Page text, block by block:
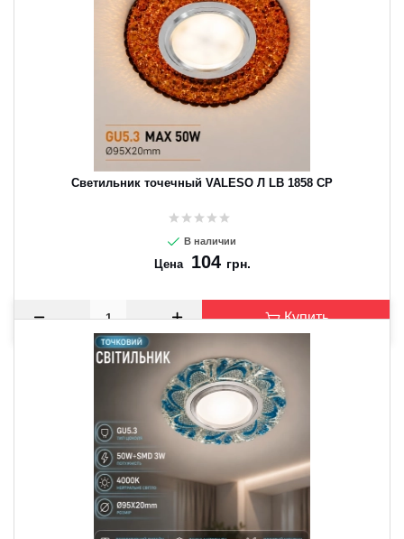
Светильник точечный VALESO Л LB 1858 CP
В наличии
Цена 104 грн.
Купить